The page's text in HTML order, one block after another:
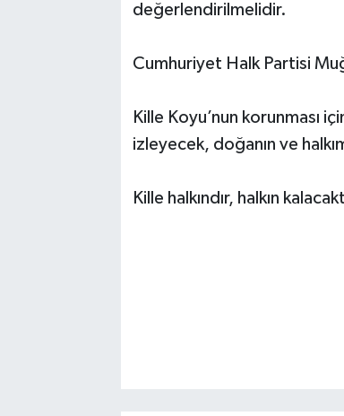
değerlendirilmelidir.
Cumhuriyet Halk Partisi
Kille Koyu’nun korunması
izleyecek, doğanın ve
Kille halkındır, halkın